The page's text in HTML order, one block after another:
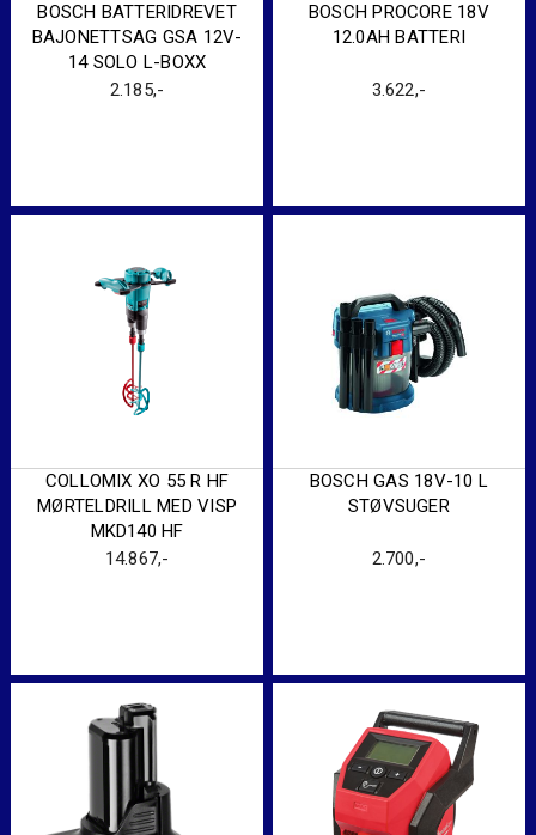
BOSCH BATTERIDREVET
BAJONETTSAG GSA 12V-
14 SOLO L-BOXX
2.185,-
BOSCH PROCORE 18V
12.0AH BATTERI
3.622,-
COLLOMIX XO 55 R HF
MØRTELDRILL MED VISP
MKD140 HF
14.867,-
BOSCH GAS 18V-10 L
STØVSUGER
2.700,-